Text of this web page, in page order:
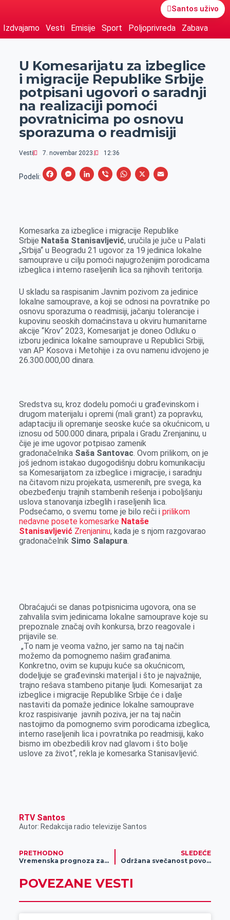
Santos uživo
Izdvajamo Vesti Emisije Sport Poljoprivreda Zabava
U Komesarijatu za izbeglice
i migracije Republike Srbije
potpisani ugovori o saradnji
na realizaciji pomoći
povratnicima po osnovu
sporazuma o readmisiji
Vesti 7. novembar 2023. 12:36
Podeli:
F
b
o
o
k
M
e
n
g
e
r
L
e
d
I
n
V
r
W
s
A
p
p
X
E
l
Komesarka za izbeglice i migracije Republike
Srbije Nataša Stanisavljević, uručila je juče u Palati
„Srbija“ u Beogradu 21 ugovor za 19 jedinica lokalne
samouprave u cilju pomoći najugroženijim porodicama
izbeglica i interno raseljenih lica sa njihovih teritorija.
U skladu sa raspisanim Javnim pozivom za jedinice
lokalne samouprave, a koji se odnosi na povratnike po
osnovu sporazuma o readmisiji, jačanju tolerancije i
kupovinu seoskih domaćinstava u okviru humanitarne
akcije “Krov“ 2023, Komesarijat je doneo Odluku o
izboru jedinica lokalne samouprave u Republici Srbiji,
van AP Kosova i Metohije i za ovu namenu idvojeno je
26.300.000,00 dinara.
Sredstva su, kroz dodelu pomoći u građevinskom i
drugom materijalu i opremi (mali grant) za popravku,
adaptaciju ili opremanje seoske kuće sa okućnicom, u
iznosu od 500.000 dinara, pripala i Gradu Zrenjaninu, u
čije je ime ugovor potpisao zamenik
gradonačelnika Saša Santovac. Ovom prilikom, on je
još jednom istakao dugogodišnju dobru komunikaciju
sa Komesarijatom za izbeglice i migracije, i saradnju
na čitavom nizu projekata, usmerenih, pre svega, ka
obezbeđenju trajnih stambenih rešenja i poboljšanju
uslova stanovanja izbeglih i raseljenih lica.
Podsećamo, o svemu tome je bilo reči i prilikom
nedavne posete komesarke Nataše
Stanisavljević Zrenjaninu, kada je s njom razgovarao
gradonačelnik Simo Salapura.
Obraćajući se danas potpisnicima ugovora, ona se
zahvalila svim jedinicama lokalne samouprave koje su
prepoznale značaj ovih konkursa, brzo reagovale i
prijavile se.
„To nam je veoma važno, jer samo na taj način
možemo da pomognemo našim građanima.
Konkretno, ovim se kupuju kuće sa okućnicom,
dodeljuje se građevinski materijal i što je najvažnije,
trajno rešava stambeno pitanje ljudi. Komesarijat za
izbeglice i migracije Republike Srbije će i dalje
nastaviti da pomaže jedinice lokalne samouprave
kroz raspisivanje javnih poziva, jer na taj način
nastojimo da pomognemo svim porodicama izbeglica,
interno raseljenih lica i povratnika po readmisiji, kako
bismo im obezbedili krov nad glavom i što bolje
uslove za život“, rekla je komesarka Stanisavljević.
RTV Santos
Autor: Redakcija radio televizije Santos
PRETHODNO
Vremenska prognoza za 7. novembar
SLEDEĆE
Održana svečanost povodom osvajanja svetske bronzane medalje Đorđa Tešanovića u Budimpešti
POVEZANE VESTI